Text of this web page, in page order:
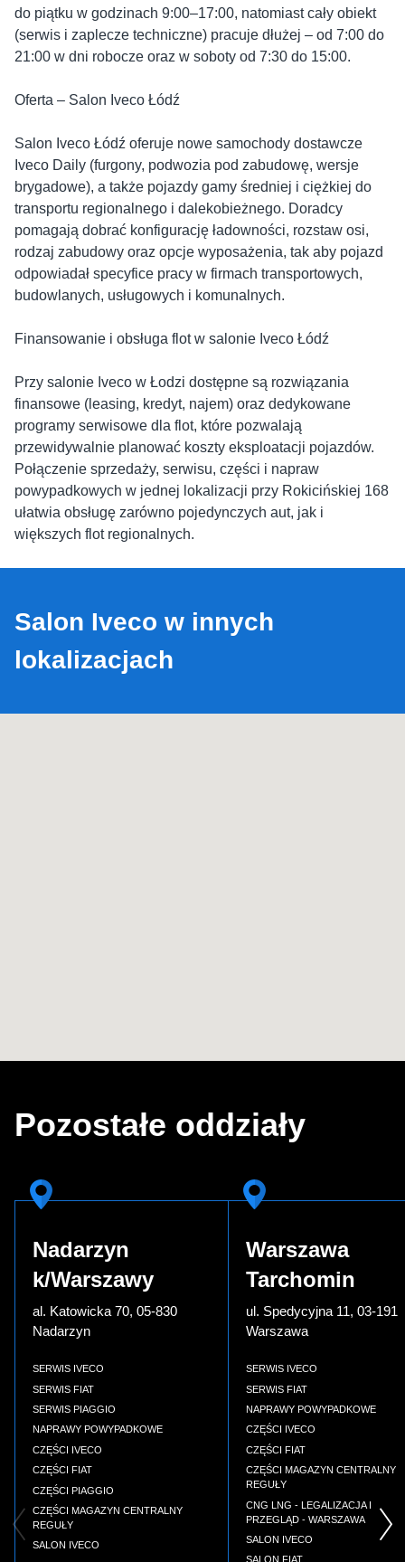
do piątku w godzinach 9:00–17:00, natomiast cały obiekt
(serwis i zaplecze techniczne) pracuje dłużej – od 7:00 do
21:00 w dni robocze oraz w soboty od 7:30 do 15:00.
Oferta – Salon Iveco Łódź
Salon Iveco Łódź oferuje nowe samochody dostawcze
Iveco Daily (furgony, podwozia pod zabudowę, wersje
brygadowe), a także pojazdy gamy średniej i ciężkiej do
transportu regionalnego i dalekobieżnego. Doradcy
pomagają dobrać konfigurację ładowności, rozstaw osi,
rodzaj zabudowy oraz opcje wyposażenia, tak aby pojazd
odpowiadał specyfice pracy w firmach transportowych,
budowlanych, usługowych i komunalnych.
Finansowanie i obsługa flot w salonie Iveco Łódź
Przy salonie Iveco w Łodzi dostępne są rozwiązania
finansowe (leasing, kredyt, najem) oraz dedykowane
programy serwisowe dla flot, które pozwalają
przewidywalnie planować koszty eksploatacji pojazdów.
Połączenie sprzedaży, serwisu, części i napraw
powypadkowych w jednej lokalizacji przy Rokicińskiej 168
ułatwia obsługę zarówno pojedynczych aut, jak i
większych flot regionalnych.
Salon Iveco w innych
lokalizacjach
Pozostałe oddziały
Nadarzyn
k/Warszawy
al. Katowicka 70, 05-830
Nadarzyn
SERWIS IVECO
SERWIS FIAT
SERWIS PIAGGIO
NAPRAWY POWYPADKOWE
CZĘŚCI IVECO
CZĘŚCI FIAT
CZĘŚCI PIAGGIO
CZĘŚCI MAGAZYN CENTRALNY
REGUŁY
SALON IVECO
Warszawa
Tarchomin
ul. Spedycyjna 11, 03-191
Warszawa
SERWIS IVECO
SERWIS FIAT
NAPRAWY POWYPADKOWE
CZĘŚCI IVECO
CZĘŚCI FIAT
CZĘŚCI MAGAZYN CENTRALNY
REGUŁY
CNG LNG - LEGALIZACJA I
PRZEGLĄD - WARSZAWA
SALON IVECO
SALON FIAT